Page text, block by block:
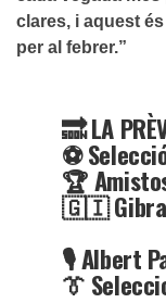
clares, i aquest
per al febrer.”
🔜 LA
⚽️
🏆
🇬🇮
🎙️ Albert
👔